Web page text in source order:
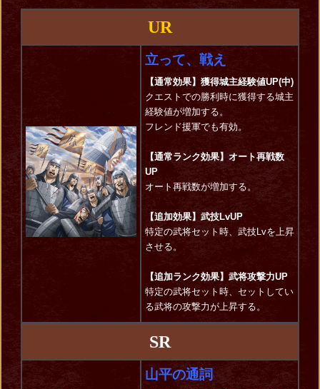
UR
立って、戦え
【通常効果】獲得城主経験値UP(中)
クエストでの勝利時に獲得する城主
経験値が増加する。
フレンド援軍でも有効。
【通常ランク効果】オート再戦数
UP
オート再戦数が増加する。
【追加効果】武技LvUP
特定の武将セット時、武技Lvを上昇
させる。
【追加ランク効果】武将攻撃力UP
特定の武将セット時、セットしてい
る武将の攻撃力が上昇する。
SR
山平の通詞